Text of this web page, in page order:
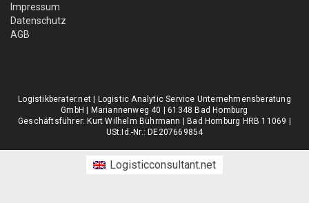
Impressum
Datenschutz
AGB
Logistikberater.net | Logistic Analytic Service Unternehmensberatung
GmbH | Mariannenweg 40 | 61348 Bad Homburg
Geschäftsführer: Kurt Wilhelm Bührmann | Bad Homburg HRB 11069 |
USt.Id.-Nr.: DE207669854
Logisticconsultant.net